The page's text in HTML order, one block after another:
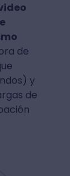
de
y
de